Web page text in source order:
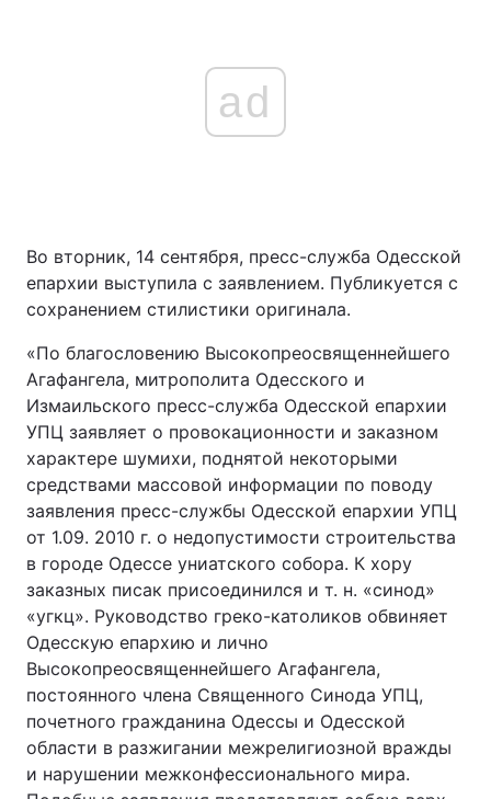
ad
Во вторник, 14 сентября, пресс-служба Одесской
епархии выступила с заявлением. Публикуется с
сохранением стилистики оригинала.
«По благословению Высокопреосвященнейшего
Агафангела, митрополита Одесского и
Измаильского пресс-служба Одесской епархии
УПЦ заявляет о провокационности и заказном
характере шумихи, поднятой некоторыми
средствами массовой информации по поводу
заявления пресс-службы Одесской епархии УПЦ
от 1.09. 2010 г. о недопустимости строительства
в городе Одессе униатского собора. К хору
заказных писак присоединился и т. н. «синод»
«угкц». Руководство греко-католиков обвиняет
Одесскую епархию и лично
Высокопреосвященнейшего Агафангела,
постоянного члена Священного Синода УПЦ,
почетного гражданина Одессы и Одесской
области в разжигании межрелигиозной вражды
и нарушении межконфессионального мира.